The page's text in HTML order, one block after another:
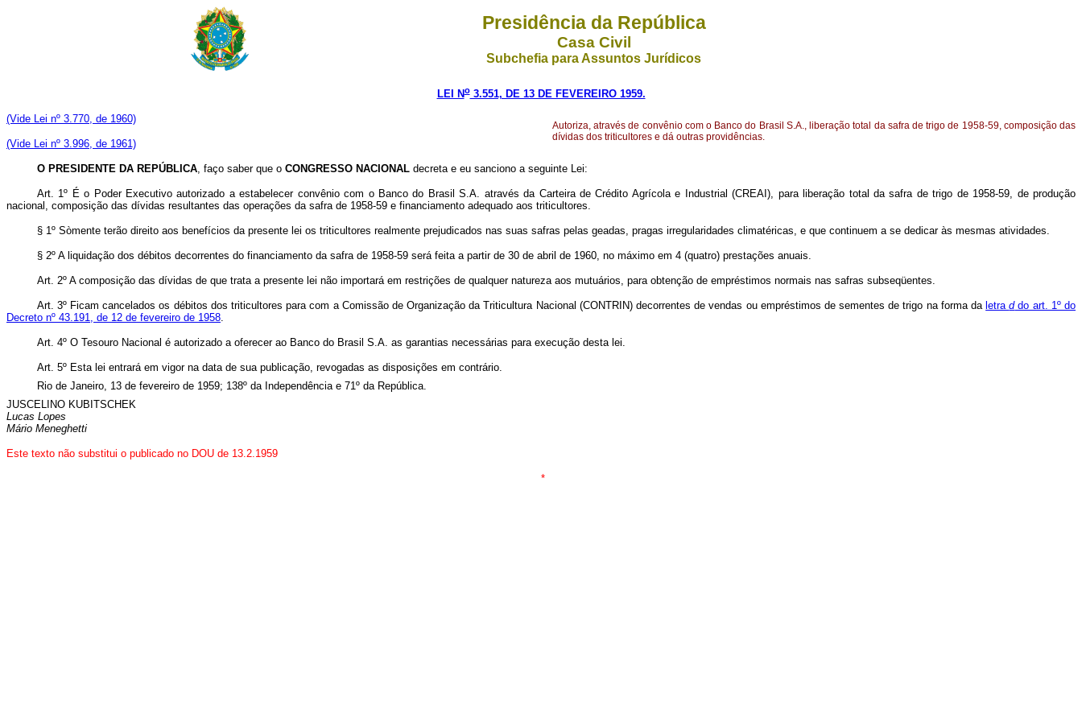
Presidência da República
Casa Civil
Subchefia para Assuntos Jurídicos
LEI No3.551, DE 13 DE FEVEREIRO 1959.
(Vide Lei nº 3.770, de 1960)
(Vide Lei nº 3.996, de 1961)
Autoriza, através de convênio com o Banco do Brasil S.A., liberação total da safra de trigo de 1958-59, composição das
dívidas dos triticultores e dá outras providências.
O PRESIDENTE DA REPÚBLICA, faço saber que o CONGRESSO NACIONALdecreta e eu sanciono a seguinte Lei:
Art. 1º É o Poder Executivo autorizado a estabelecer convênio com o Banco do Brasil S.A. através da Carteira de Crédito Agrícola e Industrial (CREAI), para liberação total da safra de trigo de 1958-59, de produção
nacional, composição das dívidas resultantes das operações da safra de 1958-59 e financiamento adequado aos triticultores.
§ 1º Sòmente terão direito aos benefícios da presente lei os triticultores realmente prejudicados nas suas safras pelas geadas, pragas irregularidades climatéricas, e que continuem a se dedicar às mesmas atividades.
§ 2º A liquidação dos débitos decorrentes do financiamento da safra de 1958-59 será feita a partir de 30 de abril de 1960, no máximo em 4 (quatro) prestações anuais.
Art. 2º A composição das dívidas de que trata a presente lei não importará em restrições de qualquer natureza aos mutuários, para obtenção de empréstimos normais nas safras subseqüentes.
Art. 3º Ficam cancelados os débitos dos triticultores para com a Comissão de Organização da Triticultura Nacional (CONTRIN) decorrentes de vendas ou empréstimos de sementes de trigo na forma da letraddo art. 1º do
Decreto nº 43.191, de 12 de fevereiro de 1958.
Art. 4º O Tesouro Nacional é autorizado a oferecer ao Banco do Brasil S.A. as garantias necessárias para execução desta lei.
Art. 5º Esta lei entrará em vigor na data de sua publicação, revogadas as disposições em contrário.
Rio de Janeiro, 13 de fevereiro de 1959; 138º da Independência e 71º da República.
JUSCELINO KUBITSCHEK
Lucas Lopes
Mário Meneghetti
Este texto não substitui o publicado no DOU de 13.2.1959
*